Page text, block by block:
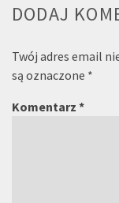
DODAJ
Twój adres email
są oznaczone *
Komentarz *